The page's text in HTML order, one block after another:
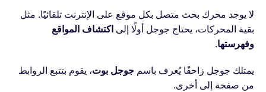
لا يوجد محرك بحث متصل بكل موقع على الإنترنت تلقائيًا. مثل
بقية المحركات، يحتاج جوجل أولًا إلى اكتشاف المواقع
وفهرستها.
يمتلك جوجل زاحفًا يُعرف باسم جوجل بوت، يقوم بتتبع الروابط
من صفحة إلى أخرى.